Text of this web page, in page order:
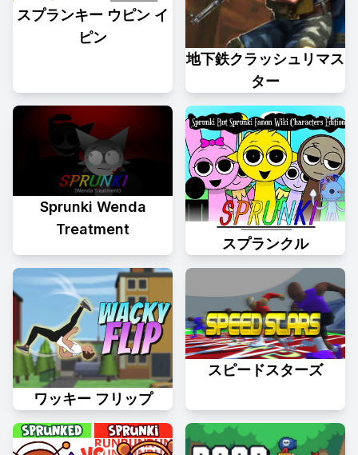
スプランキー ウピン イ
ピン
地下鉄クラッシュリマス
ター
Sprunki Wenda
Treatment
スプランクル
ワッキー フリップ
スピードスターズ